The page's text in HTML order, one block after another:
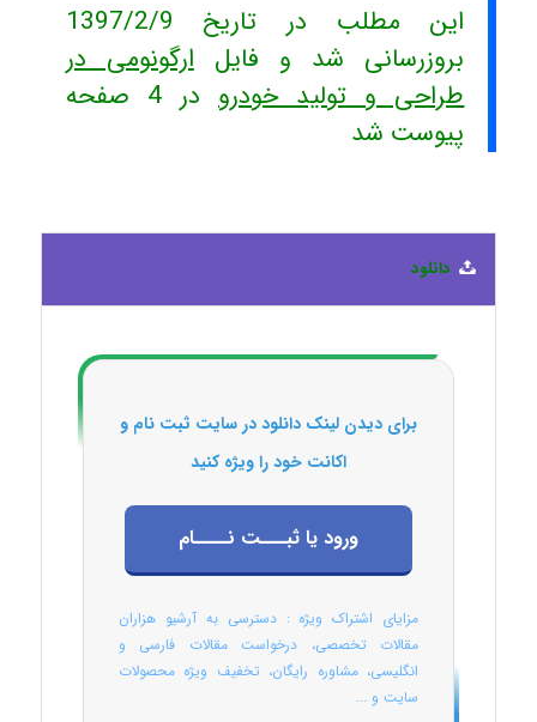
این مطلب در تاریخ 1397/2/9
بروزرسانی شد و فایلارگونومی در
طراحی و تولید خودرو
در 4 صفحه
پیوست شد
دانلود
برای دیدن لینک دانلود در سایت ثبت نام و
اکانت خود را ویژه کنید
ورود یا ثبـــت نــــام
مزایای اشتراک ویژه : دسترسی به آرشیو هزاران
مقالات تخصصی، درخواست مقالات فارسی و
انگلیسی، مشاوره رایگان، تخفیف ویژه محصولات
سایت و ...